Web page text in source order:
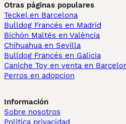
Otras páginas populares
Teckel en Barcelona
Bulldog Francés en Madrid
Bichón Maltés en València
Chihuahua en Sevilla
Bulldog Francés en Galicia
Caniche Toy en venta en
Perros en adopcion
Información
Sobre nosotros